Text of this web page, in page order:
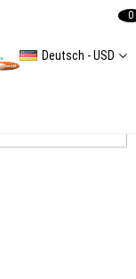
Deutsch - USD
0